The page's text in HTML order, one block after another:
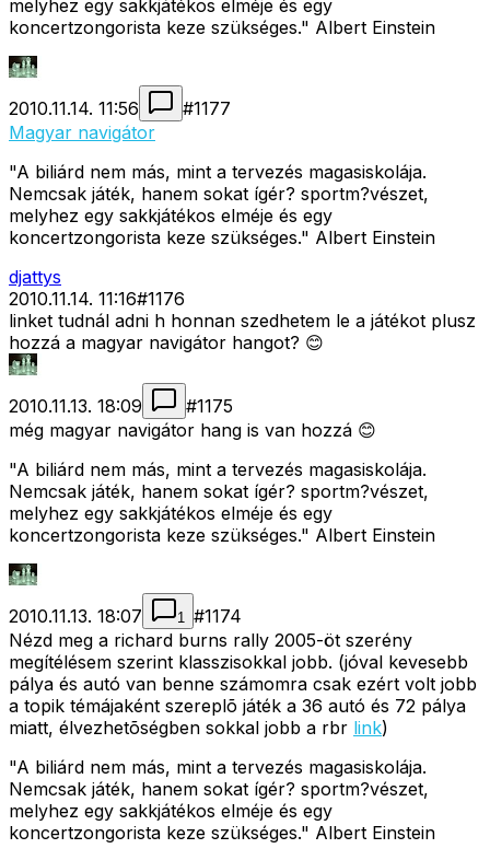
melyhez egy sakkjátékos elméje és egy
koncertzongorista keze szükséges." Albert Einstein
2010.11.14. 11:56 #1177
Magyar navigátor
"A biliárd nem más, mint a tervezés magasiskolája.
Nemcsak játék, hanem sokat ígér? sportm?vészet,
melyhez egy sakkjátékos elméje és egy
koncertzongorista keze szükséges." Albert Einstein
djattys
2010.11.14. 11:16#1176
linket tudnál adni h honnan szedhetem le a játékot plusz
hozzá a magyar navigátor hangot? 😊
2010.11.13. 18:09 #1175
még magyar navigátor hang is van hozzá 😊
"A biliárd nem más, mint a tervezés magasiskolája.
Nemcsak játék, hanem sokat ígér? sportm?vészet,
melyhez egy sakkjátékos elméje és egy
koncertzongorista keze szükséges." Albert Einstein
2010.11.13. 18:07 1 #1174
Nézd meg a richard burns rally 2005-öt szerény
megítélésem szerint klasszisokkal jobb. (jóval kevesebb
pálya és autó van benne számomra csak ezért volt jobb
a topik témájaként szereplõ játék a 36 autó és 72 pálya
miatt, élvezhetõségben sokkal jobb a rbr link)
"A biliárd nem más, mint a tervezés magasiskolája.
Nemcsak játék, hanem sokat ígér? sportm?vészet,
melyhez egy sakkjátékos elméje és egy
koncertzongorista keze szükséges." Albert Einstein